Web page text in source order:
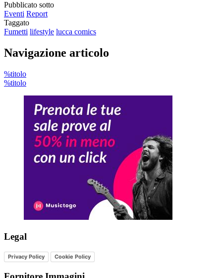
Pubblicato sotto
Eventi Report
Taggato
Fumetti lifestyle lucca comics
Navigazione articolo
%titolo
%titolo
Legal
Privacy Policy Cookie Policy